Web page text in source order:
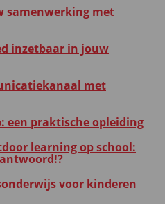
samenwerking met
inzetbaar in jouw
met
een praktische opleiding
learning op school:
voor kinderen